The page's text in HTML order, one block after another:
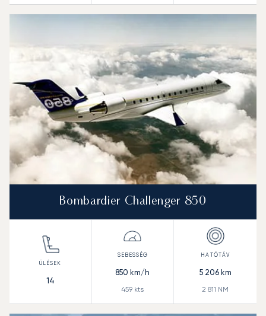
Bombardier Challenger 850
14
850 km/h
459 kts
5 206km
2 811 NM